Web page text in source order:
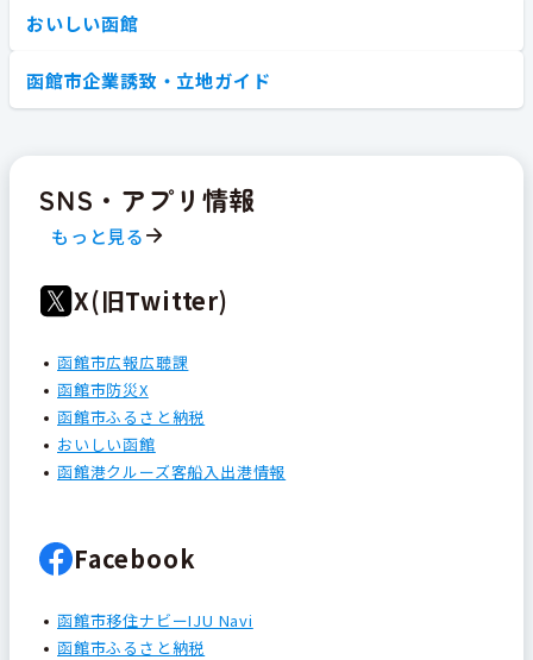
おいしい函館
函館市企業誘致・立地ガイド
SNS・アプリ情報
もっと見る
X(旧Twitter)
函館市広報広聴課
函館市防災X
函館市ふるさと納税
おいしい函館
函館港クルーズ客船入出港情報
Facebook
函館市移住ナビーIJU Navi
函館市ふるさと納税